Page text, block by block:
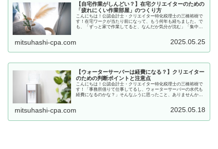
【自宅作業がしんどい？】在宅クリエイターのための
「疲れにくい作業部屋」のつくり方
こんにちは！公認会計士・クリエイター特化税理士の三橋裕樹で
す！在宅ワークが当たり前になって、もう何年も経ちました。で
も、「ずっと家で作業してると、なんだか気分が沈む」「集中力
mitsuhashi-cpa.com 2025.05.25
【ウォーターサーバーは経費になる？】クリエイター
のための判断ポイントと注意点
こんにちは！公認会計士・クリエイター特化税理士の三橋裕樹で
す！「事務所借りて仕事してるし、ウォーターサーバーの水代も
経費になるのかな？」そんなふうに思ったこと、ありませんか？
mitsuhashi-cpa.com 2025.05.18